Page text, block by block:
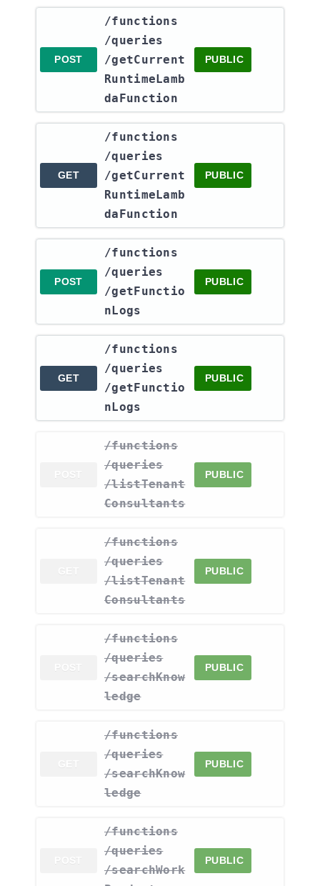
POST
​/functions​
/queries​
/getCurrent
RuntimeLamb
daFunction
PUBLIC
GET
​/functions​
/queries​
/getCurrent
RuntimeLamb
daFunction
PUBLIC
POST
​/functions​
/queries​
/getFunctio
nLogs
PUBLIC
GET
​/functions​
/queries​
/getFunctio
nLogs
PUBLIC
POST
​/functions​
/queries​
/listTenant
Consultants
PUBLIC
GET
​/functions​
/queries​
/listTenant
Consultants
PUBLIC
POST
​/functions​
/queries​
/searchKnow
ledge
PUBLIC
GET
​/functions​
/queries​
/searchKnow
ledge
PUBLIC
POST
​/functions​
/queries​
/searchWork
PUBLIC